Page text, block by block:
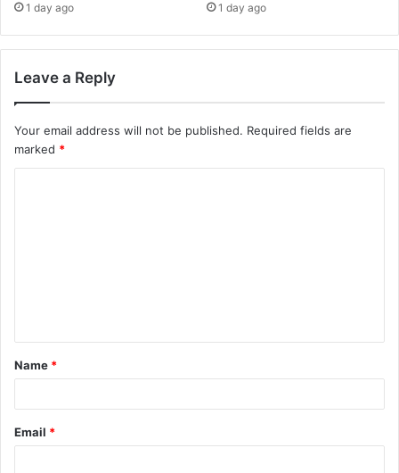
1 day ago 1 day ago
Leave a Reply
Your email address will not be published. Required fields are
marked *
t
*
Name *
Email *